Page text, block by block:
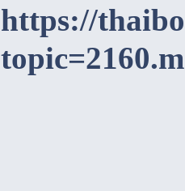
https://